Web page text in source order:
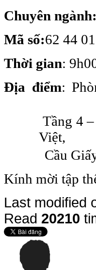
Chuyên ngành:
Mã số:62 44
Thời gian:
Địa điểm:
Tầng 4
Việt,
Cầu
Kính mời tập
Last modified
Read 20210